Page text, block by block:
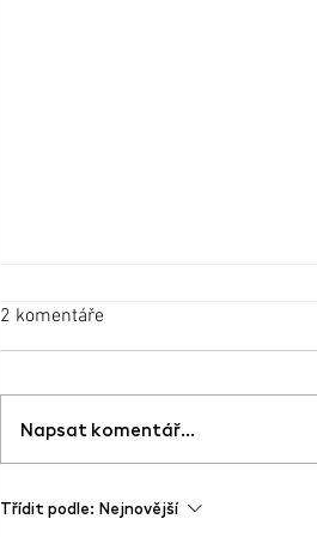
Výstava Dobrý den, pane
Dientzenhofere
2 komentáře
Napsat komentář...
Třídit podle: Nejnovější